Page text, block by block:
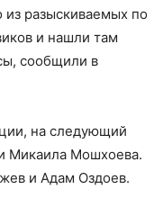
из разыскиваемых по
и нашли там
сообщили в
на следующий
Микаила Мошхоева.
и Адам Оздоев.